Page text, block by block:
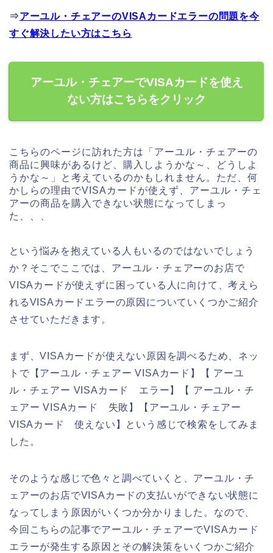
⇒アーユル・チェアーのVISAカードエラーの問題を今
すぐ解決したい方はこちら
アーユル・チェアーでVISAカードを使え
ない方はこちらをクリック
こちらのページに訪れた方は「アーユル・チェアーの
商品に興味があるけど、購入しようかな～、どうしよ
うかな～」と考えているのかもしれません。ただ、何
かしらの理由でVISAカードが使えず、アーユル・チェ
アーの商品を購入できない状態になってしまっ
た、、、
という悩みを抱えている人もいるのではないでしょう
か？そこでここでは、アーユル・チェアーのお店で
VISAカードが使えずに困っている人に向けて、考えら
れるVISAカードエラーの原因についていくつかご紹介
させていただきます。
まず、VISAカードが使えない原因を調べるため、ネッ
トで【アーユル・チェアー VISAカード】【 アーユ
ル・チェアー VISAカード エラー】【 アーユル・チ
ェアー VISAカード 失敗】【アーユル・チェアー
VISAカード 使えない】という感じで検索をしてみま
した。
そのような感じで色々と調べていくと、アーユル・チ
ェアーのお店でVISAカードの支払いができない状態に
なってしまう原因がいくつか分かりました。なので、
今回こちらの記事でアーユル・チェアーでVISAカード
エラーが発生する原因とその解決策をいくつかご紹介